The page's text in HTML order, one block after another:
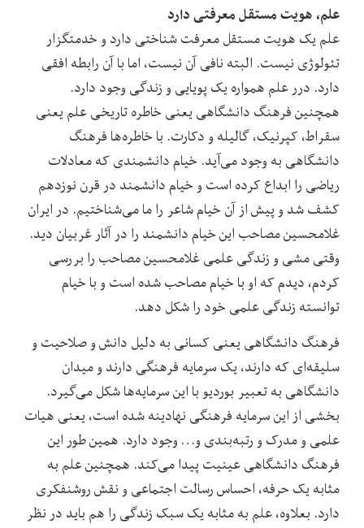
علم، هویت مستقل معرفتی دارد
علم یک هویت مستقل معرفت شناختی دارد و خدمتگزار
تئولوژی نیست. البته نافی آن نیست، اما با آن رابطه افقی
دارد. درر علم همواره یک پویایی و زندگی وجود دارد.
همچنین فرهنگ دانشگاهی یعنی خاطره تاریخی علم یعنی
سقراط، کپرنیک، گالیله و دکارت. با خاطره‌ها فرهنگ
دانشگاهی به وجود می‌آید. خیام دانشمندی که معادلات
ریاضی را ابداع کرده است و خیام دانشمند در قرن نوزدهم
کشف شد و پیش از آن خیام شاعر را ما می‌شناختیم. در ایران
غلامحسین مصاحب این خیام دانشمند را در آثار غربیان دید.
وقتی مشی و زندگی علمی غلامحسین مصاحب را بررسی
کردم، دیدم که او با خیام مصاحب شده است و با خیام
توانسته زندگی علمی خود را شکل دهد.
فرهنگ دانشگاهی یعنی کسانی به دلیل دانش و صلاحیت و
سلیقه‌ای که دارند، یک سرمایه فرهنگی دارند و میدان
دانشگاهی به تعبیر بوردیو با این سرمایه‌ها شکل می‌گیرد.
بخشی از این سرمایه فرهنگی نهادینه شده است، یعنی هیات
علمی و مدرک و رتبه‌بندی و… وجود دارد. همین طور این
فرهنگ دانشگاهی عینیت پیدا می‌کند. همچنین علم به
مثابه یک حرفه، احساس رسالت اجتماعی و نقش روشنفکری
دارد. بعلاوه، علم به مثابه یک سبک زندگی را هم باید در نظر